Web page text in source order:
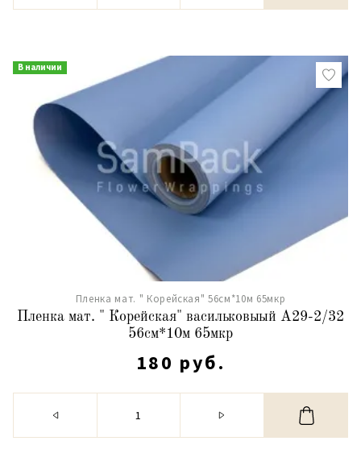
В наличии
Пленка мат. " Корейская" 56см*10м 65мкр
Пленка мат. " Корейская" васильковыый А29-2/32
56см*10м 65мкр
180 руб.